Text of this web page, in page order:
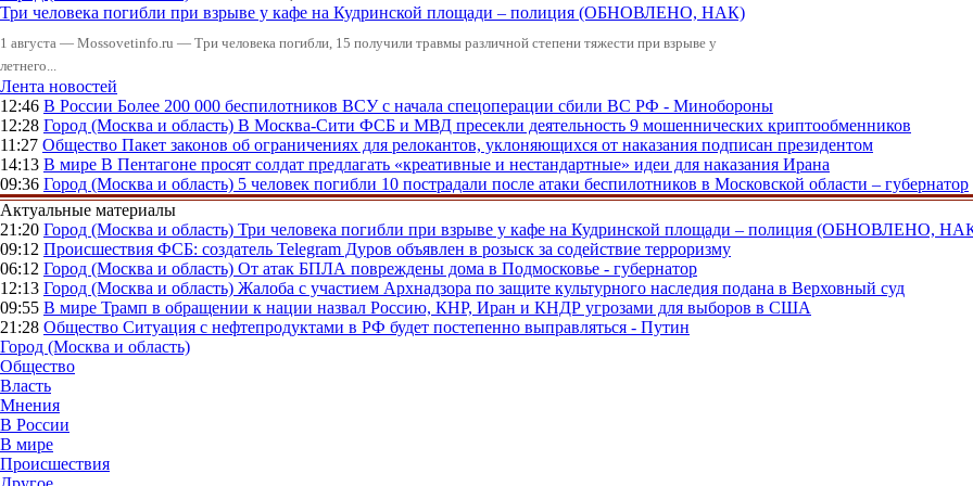
Три человека погибли при взрыве у кафе на Кудринской площади – полиция (ОБНОВЛЕНО, НАК)
1 августа — Mossovetinfo.ru — Три человека погибли, 15 получили травмы различной степени тяжести при взрыве у
летнего...
Лента новостей
12:46 В России Более 200 000 беспилотников ВСУ с начала спецоперации сбили ВС РФ - Минобороны
12:28 Город (Москва и область) В Москва-Сити ФСБ и МВД пресекли деятельность 9 мошеннических криптообменников
11:27 Общество Пакет законов об ограничениях для релокантов, уклоняющихся от наказания подписан президентом
14:13 В мире В Пентагоне просят солдат предлагать «креативные и нестандартные» идеи для наказания Ирана
09:36 Город (Москва и область) 5 человек погибли 10 пострадали после атаки беспилотников в Московской области – губернатор
Актуальные материалы
21:20 Город (Москва и область) Три человека погибли при взрыве у кафе на Кудринской площади – полиция (ОБНОВЛЕНО,
09:12 Происшествия ФСБ: создатель Telegram Дуров объявлен в розыск за содействие терроризму
06:12 Город (Москва и область) От атак БПЛА повреждены дома в Подмосковье - губернатор
12:13 Город (Москва и область) Жалоба с участием Архнадзора по защите культурного наследия подана в Верховный суд
09:55 В мире Трамп в обращении к нации назвал Россию, КНР, Иран и КНДР угрозами для выборов в США
21:28 Общество Ситуация с нефтепродуктами в РФ будет постепенно выправляться - Путин
Город (Москва и область)
Общество
Власть
Мнения
В России
В мире
Происшествия